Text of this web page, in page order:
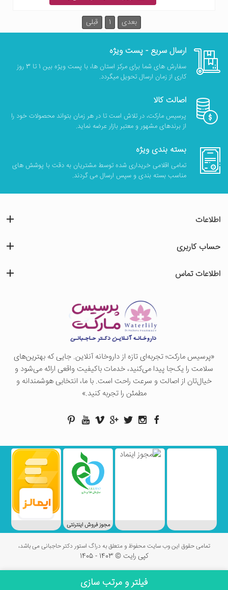
فیلتر و مرتب سازی
قبلی 1 بعدی
ارسال سریع - پست ویژه
سفارش های شما برای مرکز استان ها، با پست ویژه بین 1 تا 3 روز
کاری از زمان ارسال تحویل میگردد.
اصالت کالا
پرسیس مارکت، در تلاش است تا در هر زمان بتواند محصولات خود را
از برندهای مشهور و معتبر بازار عرضه نماید.
بسته بندی ویژه
تمامی اقلامی خریداری شده توسط مشتریان به دقت با پوشش های
مناسب بسته بندی و سپس ارسال می گردند.
«پرسيس ماركت؛ تجربه‌ای تازه از داروخانه آنلاین. جایی که بهترین‌های
سلامت را یک‌جا پیدا می‌کنید، خدمات باکیفیت واقعی ارائه می‌شود و
خیال‌تان از اصالت و سرعت راحت است. با ما، انتخابی هوشمندانه و
مطمئن را تجربه کنید.»
اطلاعات
حساب کاربری
اطلاعات تماس
مجوز فروش اینترنتی
تمامی حقوق این وب سایت محفوظ و متعلق به دراگ استور دکتر حاجبانی می باشد،
کپی رایت © 1403 - 1405